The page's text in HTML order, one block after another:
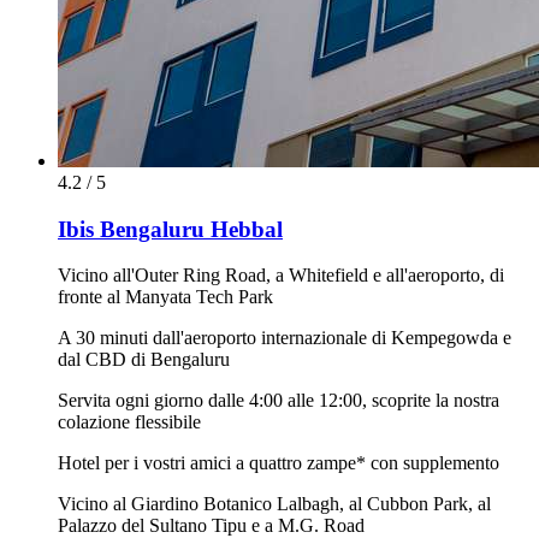
4.2 / 5
Ibis Bengaluru Hebbal
Vicino all'Outer Ring Road, a Whitefield e all'aeroporto, di
fronte al Manyata Tech Park
A 30 minuti dall'aeroporto internazionale di Kempegowda e
dal CBD di Bengaluru
Servita ogni giorno dalle 4:00 alle 12:00, scoprite la nostra
colazione flessibile
Hotel per i vostri amici a quattro zampe* con supplemento
Vicino al Giardino Botanico Lalbagh, al Cubbon Park, al
Palazzo del Sultano Tipu e a M.G. Road